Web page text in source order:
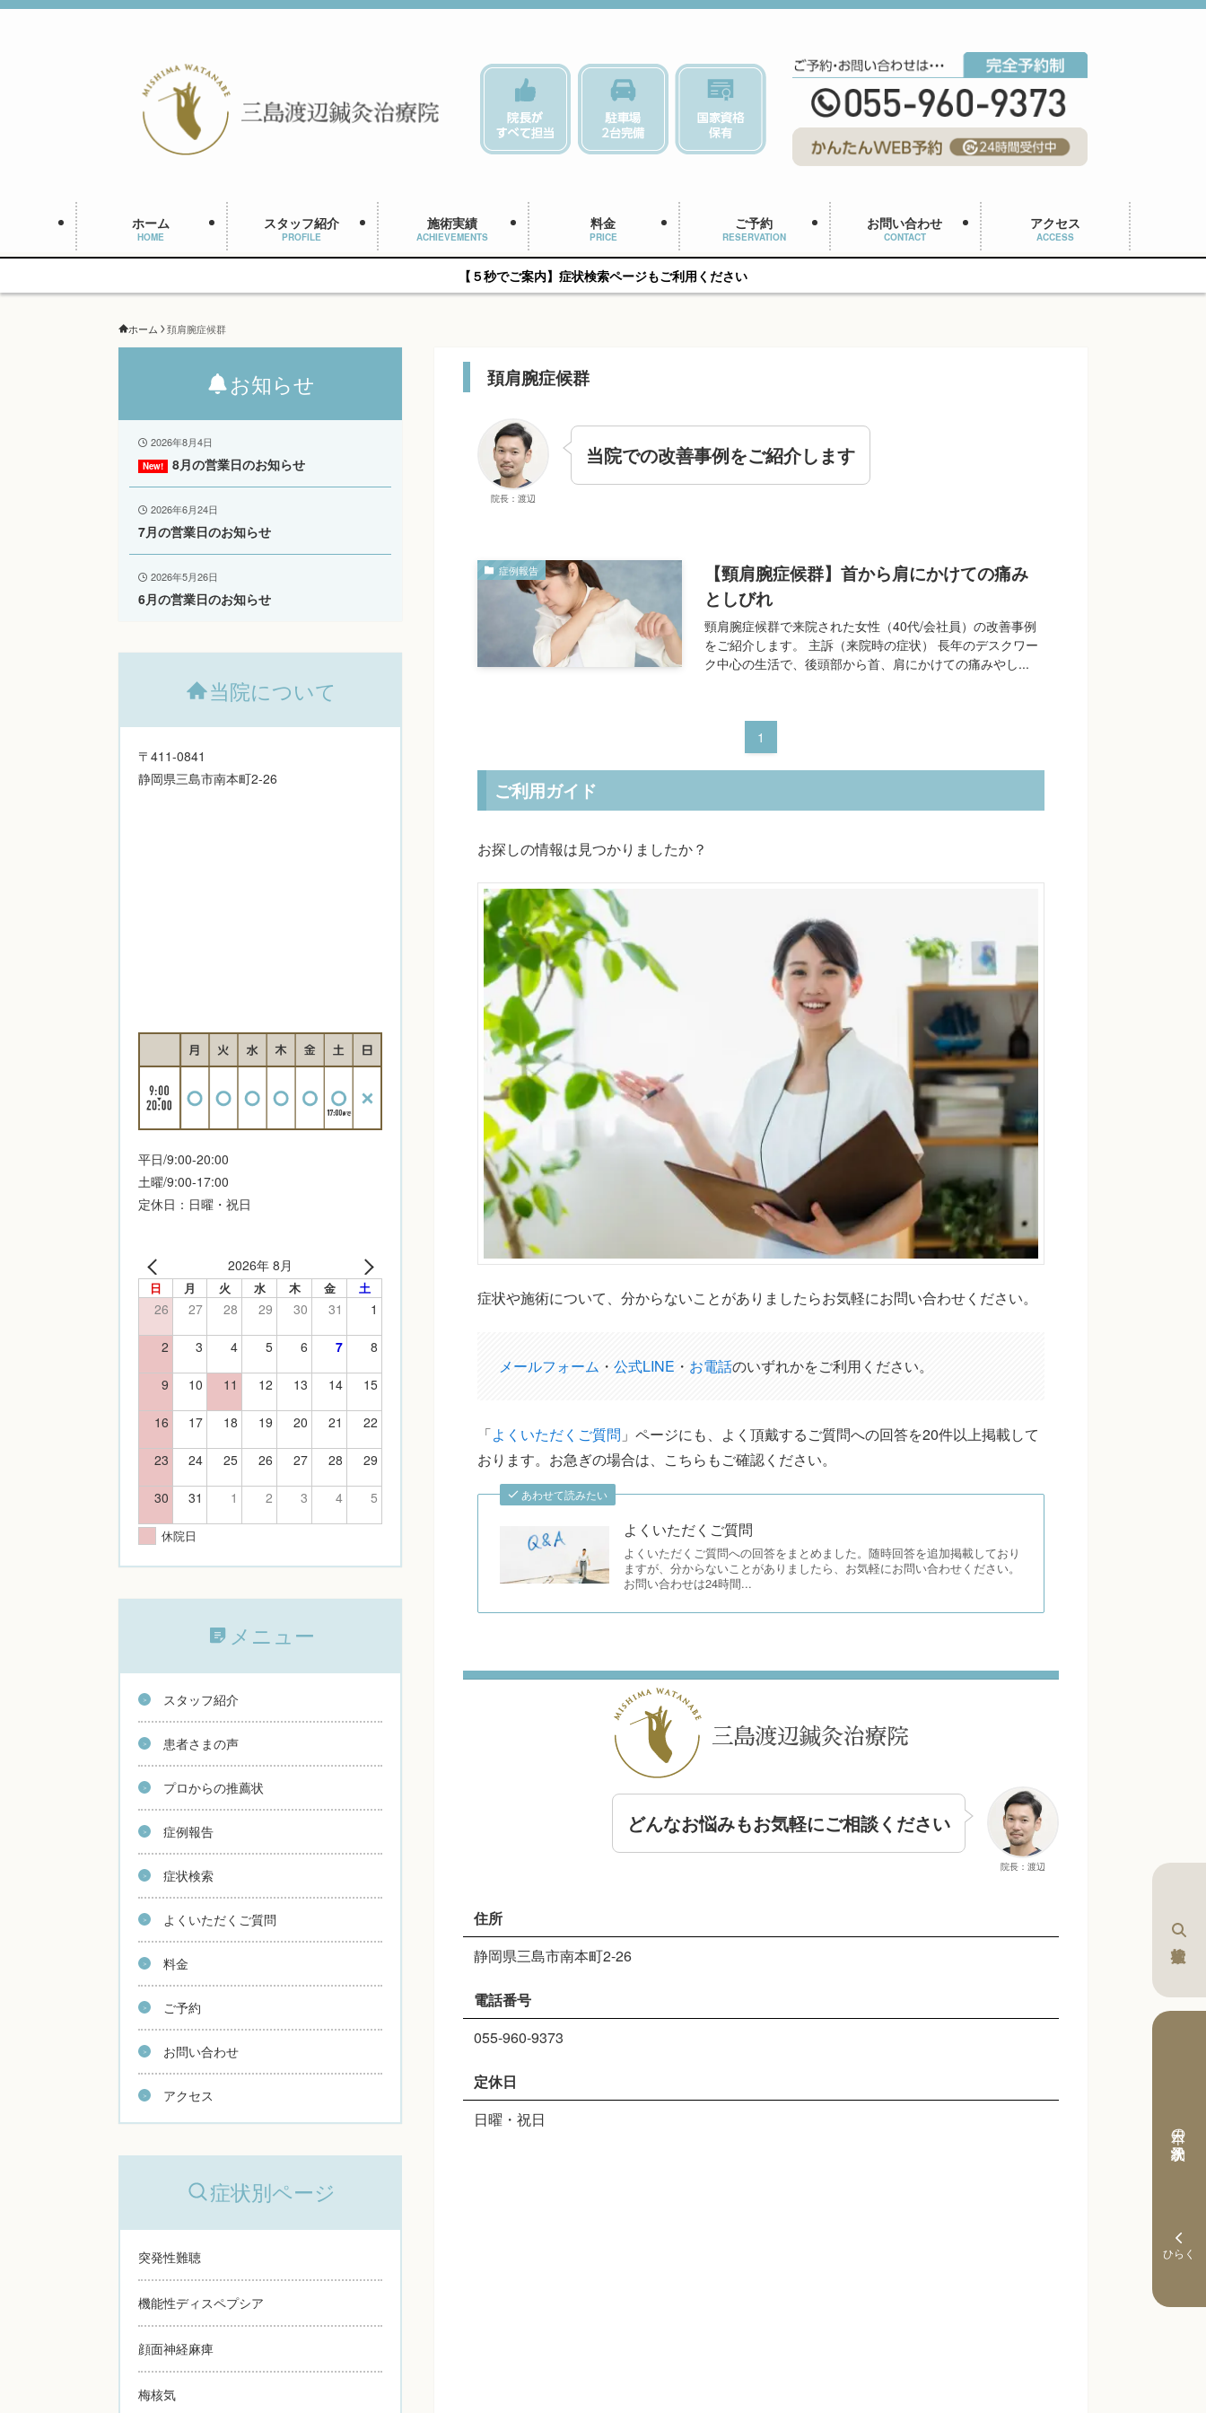
ホーム
HOME
スタッフ紹介
PROFILE
施術実績
ACHIEVEMENTS
料金
PRICE
ご予約
RESERVATION
お問い合わせ
CONTACT
アクセス
ACCESS
【５秒でご案内】症状検索ページもご利用ください
ホーム 頚肩腕症候群
頚肩腕症候群
院長：渡辺
当院での改善事例をご紹介します
症例報告
【頸肩腕症候群】首から肩にかけての痛み
としびれ
頸肩腕症候群で来院された女性（40代/会社員）の改善事例
をご紹介します。 主訴（来院時の症状） 長年のデスクワー
ク中心の生活で、後頭部から首、肩にかけての痛みやし...
1
ご利用ガイド
お探しの情報は見つかりましたか？
症状や施術について、分からないことがありましたらお気軽にお問い合わせください。
メールフォーム ・ 公式LINE ・ お電話のいずれかをご利用ください。
「よくいただくご質問 」ページにも、よく頂戴するご質問への回答を20件以上掲載して
おります。お急ぎの場合は、こちらもご確認ください。
あわせて読みたい
よくいただくご質問
よくいただくご質問への回答をまとめました。随時回答を追加掲載しており
ますが、分からないことがありましたら、お気軽にお問い合わせください。
お問い合わせは24時間...
院長：渡辺
どんなお悩みもお気軽にご相談ください
住所
静岡県三島市南本町2-26
電話番号
055-960-9373
定休日
日曜・祝日
お知らせ
2026年8月4日
8月の営業日のお知らせ
2026年6月24日
7月の営業日のお知らせ
2026年5月26日
6月の営業日のお知らせ
当院について
〒411-0841
静岡県三島市南本町2-26
平日/9:00-20:00
土曜/9:00-17:00
定休日：日曜・祝日
2026年 8月
日 月 火 水 木 金 土
26 27 28 29 30 31 1
2 3 4 5 6 7 8
9 10 11 12 13 14 15
16 17 18 19 20 21 22
23 24 25 26 27 28 29
30 31 1 2 3 4 5
休院日
メニュー
スタッフ紹介
患者さまの声
プロからの推薦状
症例報告
症状検索
よくいただくご質問
料金
ご予約
お問い合わせ
アクセス
症状別ページ
突発性難聴
機能性ディスペプシア
顔面神経麻痺
梅核気
本日の予約状況